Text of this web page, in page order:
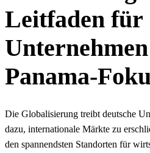
Leitfaden für
Panama-
Die Globalisierung treibt deutsche
dazu, internationale Märkte zu
den spannendsten Standorten für